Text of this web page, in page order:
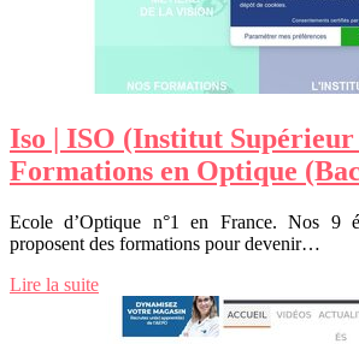
Iso | ISO (Institut Supérieur
Formations en Optique
Ecole d’Optique n°1 en France. Nos 9
proposent des formations pour devenir…
Lire la suite